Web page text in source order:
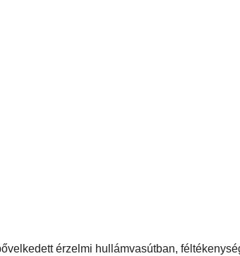
érzelmi hullámvasútban,